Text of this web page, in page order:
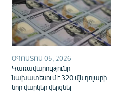
ՕԳՈՍՏՈՍ 05, 2026
Կառավարությունը
նախատեսում է 320 մլն դոլարի
նոր վարկեր վերցնել